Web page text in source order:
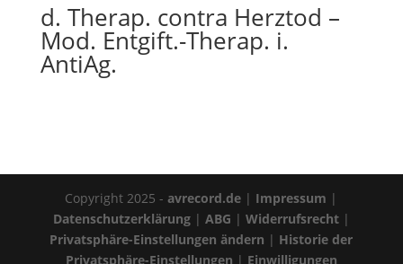
d. Therap. contra Herztod –
Mod. Entgift.-Therap. i.
AntiAg.
Copyright 2025 -avrecord.de | Impressum |
Datenschutzerklärung| ABG | Widerrufsrecht|
Privatsphäre-Einstellungen ändern | Historie der
Privatsphäre-Einstellungen | Einwilligungen